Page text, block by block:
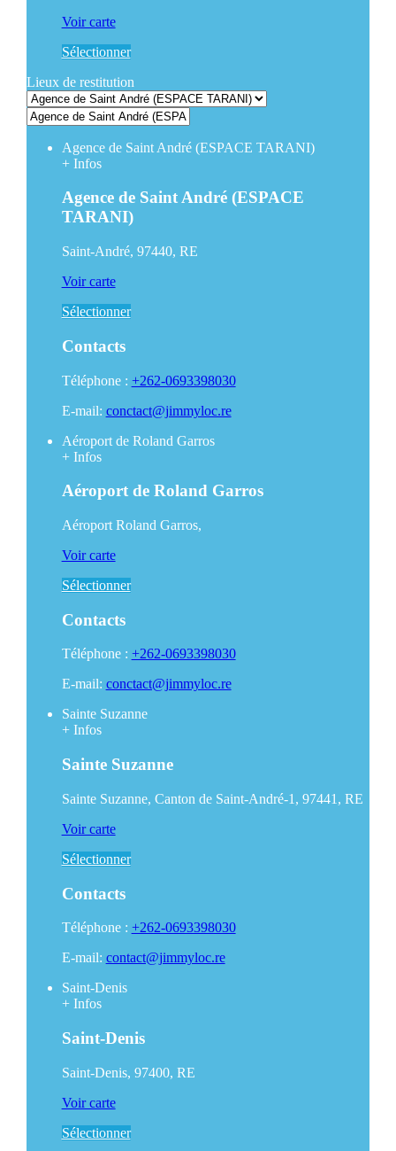
Voir carte
Sélectionner
Lieux de restitution
Agence de Saint André (ESPACE TARANI)
+Infos
Agence de Saint André (ESPACE
TARANI)
Saint-André, 97440, RE
Voir carte
Sélectionner
Contacts
Téléphone : +262-0693398030
E-mail: conctact@jimmyloc.re
Aéroport de Roland Garros
+Infos
Aéroport de Roland Garros
Aéroport Roland Garros,
Voir carte
Sélectionner
Contacts
Téléphone : +262-0693398030
E-mail: conctact@jimmyloc.re
Sainte Suzanne
+Infos
Sainte Suzanne
Sainte Suzanne, Canton de Saint-André-1, 97441, RE
Voir carte
Sélectionner
Contacts
Téléphone : +262-0693398030
E-mail: contact@jimmyloc.re
Saint-Denis
+Infos
Saint-Denis
Saint-Denis, 97400, RE
Voir carte
Sélectionner